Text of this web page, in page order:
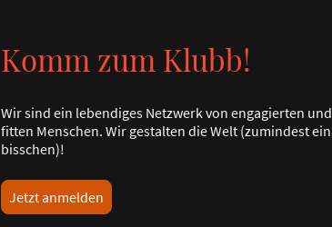
Komm zum Klubb!
Wir sind ein lebendiges Netzwerk von engagierten und
fitten Menschen. Wir gestalten die Welt (zumindest ein
bisschen)!
Jetzt anmelden